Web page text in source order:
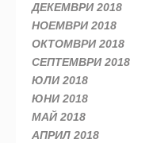
ДЕКЕМВРИ 2018
НОЕМВРИ 2018
ОКТОМВРИ 2018
СЕПТЕМВРИ 2018
ЮЛИ 2018
ЮНИ 2018
МАЙ 2018
АПРИЛ 2018